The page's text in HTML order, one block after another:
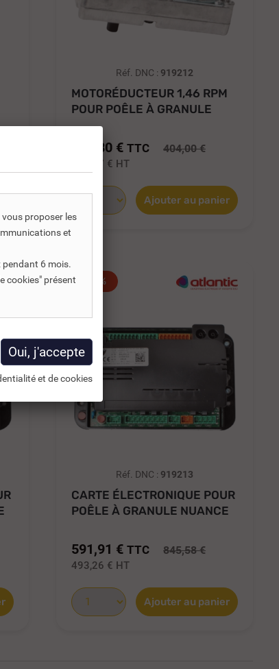
Réf. DNC : 919212
MOTORÉDUCTEUR 1,46 RPM
POUR POÊLE À GRANULE
NUANCE...
282,80 € TTC 404,00 €
235,67 € HT
Ajouter au panier
-30%
Réf. DNC : 919213
CARTE ÉLECTRONIQUE POUR
POÊLE À GRANULE NUANCE
591,91 € TTC 845,58 €
493,26 € HT
Ajouter au panier
proposer les
et
6 mois.
cookies" présent
et de cookies